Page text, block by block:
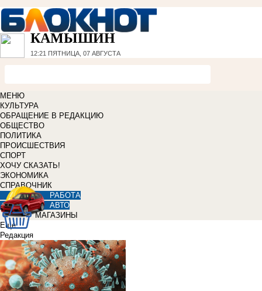
КАМЫШИН
12:21 ПЯТНИЦА, 07 АВГУСТА
МЕНЮ
КУЛЬТУРА
ОБРАЩЕНИЕ В РЕДАКЦИЮ
ОБЩЕСТВО
ПОЛИТИКА
ПРОИСШЕСТВИЯ
СПОРТ
ХОЧУ СКАЗАТЬ!
ЭКОНОМИКА
СПРАВОЧНИК
РАБОТА
АВТО
МАГАЗИНЫ
Еще
Редакция